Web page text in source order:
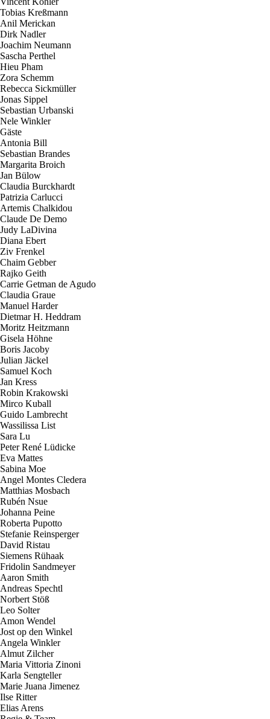
Tobias Kreßmann
Anil Merickan
Dirk Nadler
Joachim Neumann
Sascha Perthel
Hieu Pham
Zora Schemm
Rebecca Sickmüller
Jonas Sippel
Sebastian Urbanski
Nele Winkler
Gäste
Antonia Bill
Sebastian Brandes
Margarita Broich
Jan Bülow
Claudia Burckhardt
Patrizia Carlucci
Artemis Chalkidou
Claude De Demo
Judy LaDivina
Diana Ebert
Ziv Frenkel
Chaim Gebber
Rajko Geith
Carrie Getman de Agudo
Claudia Graue
Manuel Harder
Dietmar H. Heddram
Moritz Heitzmann
Gisela Höhne
Boris Jacoby
Julian Jäckel
Samuel Koch
Jan Kress
Robin Krakowski
Mirco Kuball
Guido Lambrecht
Wassilissa List
Sara Lu
Peter René Lüdicke
Eva Mattes
Sabina Moe
Angel Montes Cledera
Matthias Mosbach
Rubén Nsue
Johanna Peine
Roberta Pupotto
Stefanie Reinsperger
David Ristau
Siemens Rühaak
Fridolin Sandmeyer
Aaron Smith
Andreas Spechtl
Norbert Stöß
Leo Solter
Amon Wendel
Jost op den Winkel
Angela Winkler
Almut Zilcher
Maria Vittoria Zinoni
Karla Sengteller
Marie Juana Jimenez
Ilse Ritter
Elias Arens